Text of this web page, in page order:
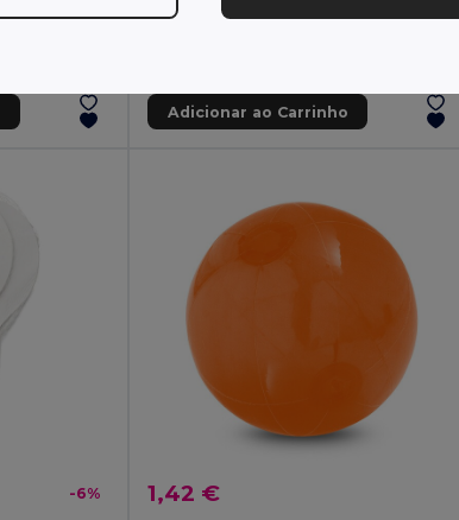
AQUATIME Bola de praia insuflável FLAG FUN Oculus com bandeira
Adicionar ao Carrinho
-6% 1,42 €